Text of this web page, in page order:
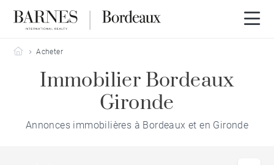
Barnes Bordeaux
Acheter
Immobilier Bordeaux
Gironde
Annonces immobilières à Bordeaux et en Gironde